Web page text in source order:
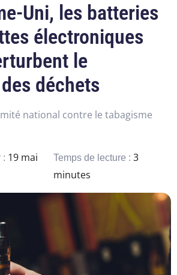
Uni, les batteries
électroniques
le
déchets
national contre le tabagisme
: 19 mai
Temps de lecture : 3
minutes